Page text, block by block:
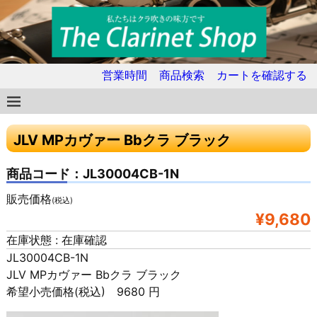
営業時間 商品検索 カートを確認する
JLV MPカヴァー Bbクラ ブラック
商品コード：JL30004CB-1N
販売価格(税込)
¥9,680
在庫状態 : 在庫確認
JL30004CB-1N
JLV MPカヴァー Bbクラ ブラック
希望小売価格(税込) 9680 円